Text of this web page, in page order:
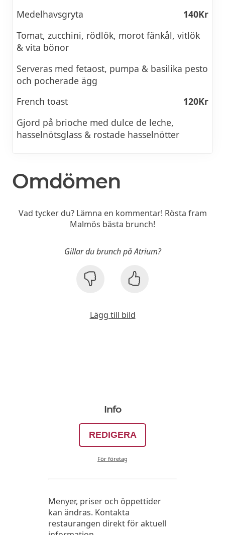
Medelhavsgryta
140Kr
Tomat, zucchini, rödlök, morot fänkål, vitlök
& vita bönor
Serveras med fetaost, pumpa & basilika pesto
och pocherade ägg
French toast
120Kr
Gjord på brioche med dulce de leche,
hasselnötsglass & rostade hasselnötter
Omdömen
Vad tycker du? Lämna en kommentar! Rösta fram
Malmös bästa brunch!
Gillar du brunch på Atrium?
Lägg till bild
Info
REDIGERA
För företag
Menyer, priser och öppettider
kan ändras. Kontakta
restaurangen direkt för aktuell